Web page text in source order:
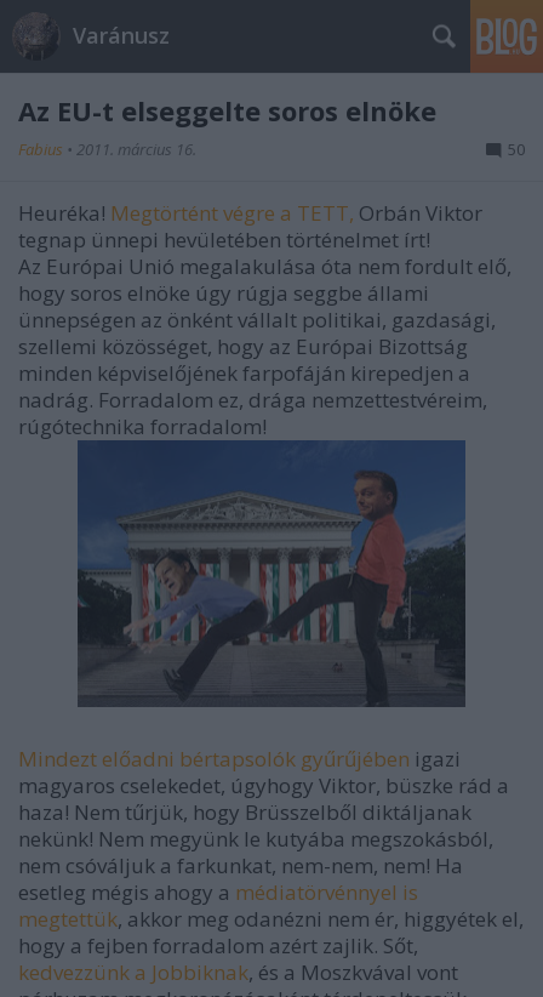
Varánusz
Az EU-t elseggelte soros elnöke
Fabius • 2011. március 16. 50
Heuréka! Megtörtént végre a TETT, Orbán Viktor
tegnap ünnepi hevületében történelmet írt!
Az Európai Unió megalakulása óta nem fordult elő,
hogy soros elnöke úgy rúgja seggbe állami
ünnepségen az önként vállalt politikai, gazdasági,
szellemi közösséget, hogy az Európai Bizottság
minden képviselőjének farpofáján kirepedjen a
nadrág. Forradalom ez, drága nemzettestvéreim,
rúgótechnika forradalom!
Mindezt előadni bértapsolók gyűrűjében igazi
magyaros cselekedet, úgyhogy Viktor, büszke rád a
haza! Nem tűrjük, hogy Brüsszelből diktáljanak
nekünk! Nem megyünk le kutyába megszokásból,
nem csóváljuk a farkunkat, nem-nem, nem! Ha
esetleg mégis ahogy a médiatörvénnyel is
megtettük, akkor meg odanézni nem ér, higgyétek el,
hogy a fejben forradalom azért zajlik. Sőt,
kedvezzünk a Jobbiknak, és a Moszkvával vont